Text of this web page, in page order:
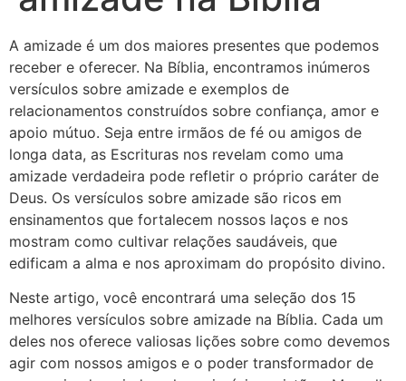
A amizade é um dos maiores presentes que podemos
receber e oferecer. Na Bíblia, encontramos inúmeros
versículos sobre amizade e exemplos de
relacionamentos construídos sobre confiança, amor e
apoio mútuo. Seja entre irmãos de fé ou amigos de
longa data, as Escrituras nos revelam como uma
amizade verdadeira pode refletir o próprio caráter de
Deus. Os versículos sobre amizade são ricos em
ensinamentos que fortalecem nossos laços e nos
mostram como cultivar relações saudáveis, que
edificam a alma e nos aproximam do propósito divino.
Neste artigo, você encontrará uma seleção dos 15
melhores versículos sobre amizade na Bíblia. Cada um
deles nos oferece valiosas lições sobre como devemos
agir com nossos amigos e o poder transformador de